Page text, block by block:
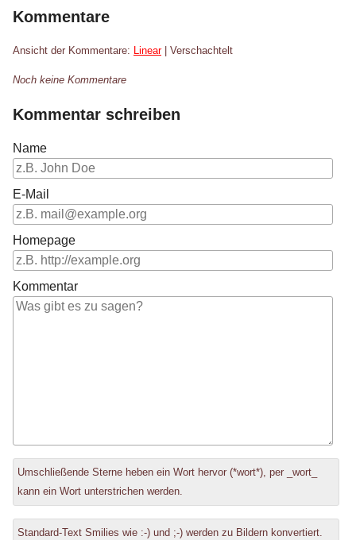
Kommentare
Ansicht der Kommentare: Linear| Verschachtelt
Noch keine Kommentare
Kommentar schreiben
Name
E-Mail
Homepage
Kommentar
Antwort
zu
Umschließende Sterne heben ein Wort hervor (*wort*), per _wort_
kann ein Wort unterstrichen werden.
Standard-Text Smilies wie :-) und ;-) werden zu Bildern konvertiert.